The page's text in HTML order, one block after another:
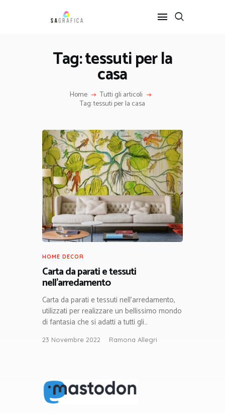
Tag: tessuti per la
casa
Home Tutti gli articoli
Tag: tessuti per la casa
SERVIZI
CONTATTI
HOME DECOR
Carta da parati e tessuti
nell’arredamento
Carta da parati e tessuti nell’arredamento,
utilizzati per realizzare un bellissimo mondo
di fantasia che si adatti a tutti gli…
23 Novembre 2022 Ramona Allegri